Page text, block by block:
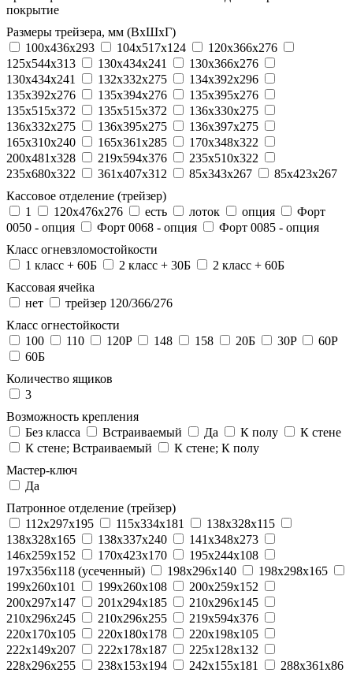
покрытие
Размеры трейзера, мм (ВхШхГ)
100x436x293
104х517х124
120x366x276
125x544x313
130x434x241
130х366х276
130х434х241
132x332x275
134x392x296
135x392x276
135x394x276
135x395x276
135x515x372
135х515х372
136x330x275
136x332x275
136x395x275
136x397x275
165x310x240
165x361x285
170x348x322
200x481x328
219x594x376
235x510x322
235x680x322
361x407x312 85x343x267
85x423x267
Кассовое отделение (трейзер)
1
120х476х276 есть лоток опция
Форт
0050 - опция
Форт 0068 - опция
Форт 0085 - опция
Класс огневзломостойкости
1 класс + 60Б
2 класс + 30Б
2 класс + 60Б
Кассовая ячейка
нет
трейзер 120/366/276
Класс огнестойкости
100
110 120P 148 158 20Б 30P
60P
60Б
Количество ящиков
3
Возможность крепления
Без класса
Встраиваемый Да К полу
К стене
К стене; Встраиваемый
К стене; К полу
Мастер-ключ
Да
Патронное отделение (трейзер)
112x297x195
115x334x181
138x328x115
138x328x165
138x337x240
141x348x273
146x259x152
170x423x170
195x244x108
197x356x118 (усеченный)
198x296x140
198x298x165
199x260x101
199x260x108
200x259x152
200x297x147
201x294x185
210x296x145
210x296x245
210x296x255
219x594x376
220x170x105
220x180x178
220x198x105
222x149x207
222x178x187
225x128x132
228x296x255
238x153x194 242x155x181
288x361x86